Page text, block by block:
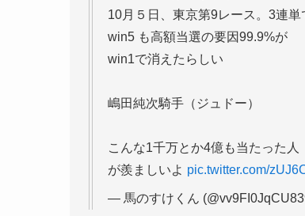
10月５日、東京第9レース。3連
win5 も高額当選の要因99.9%が
win1で消えたらしい
嶋田純次騎手（ジュドー）
こんな1千万とか4億も当たった人
が羨ましいよ pic.twitter.com/
— 馬のすけくん